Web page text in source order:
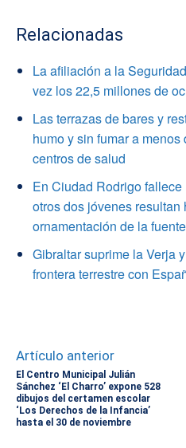
Relacionadas
La afiliación a la
vez los 22,5 millones de
Las terrazas de bares y
humo y sin fumar a
centros de salud
En Ciudad Rodrigo
otros dos jóvenes
ornamentación de la
Gibraltar suprime la Verja
frontera terrestre con
Artículo anterior
El Centro Municipal Julián
Sánchez ‘El Charro’ expone 528
dibujos del certamen escolar
‘Los Derechos de la Infancia’
hasta el 30 de noviembre